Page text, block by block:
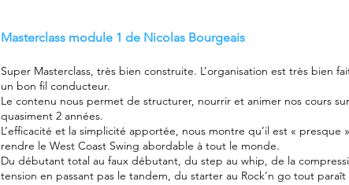
Masterclass module 1 de Nicolas Bourgeais
Super Masterclass, très bien construite. L’organisation est très bien
un bon fil conducteur.
Le contenu nous permet de structurer, nourrir et animer nos cours sur
quasiment 2 années.
L’efficacité et la simplicité apportée, nous montre qu’il est « presque
rendre le West Coast Swing abordable à tout le monde.
Du débutant total au faux débutant, du step au whip, de la
tension en passant pas le tandem, du starter au Rock’n go tout paraît